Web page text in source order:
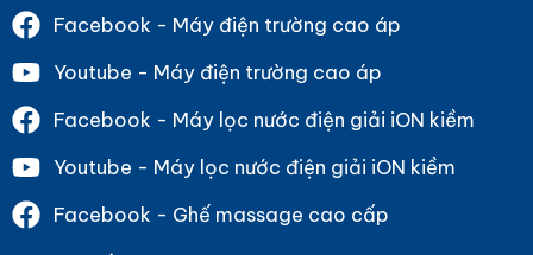
Facebook - Máy điện trường cao áp
Youtube - Máy điện trường cao áp
Facebook - Máy lọc nước điện giải iON kiềm
Youtube - Máy lọc nước điện giải iON kiềm
Facebook - Ghế massage cao cấp